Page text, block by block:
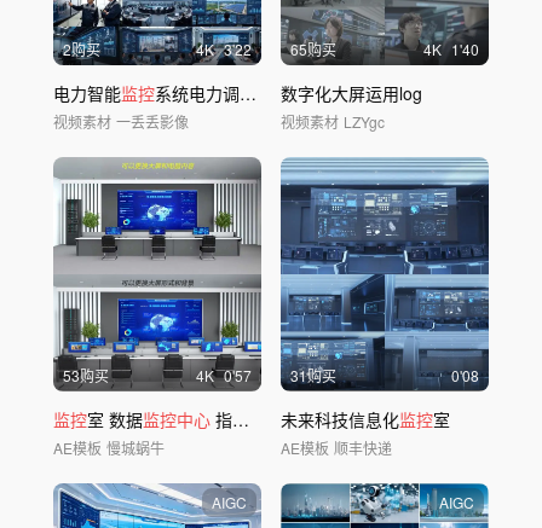
2购买 4K 3'22
电力智能监控系统电力调度 中心
视频素材 一丢丢影像
65购买 4K 1'40
数字化大屏运用log
视频素材 LZYgc
53购买 4K 0'57
监控室 数据监控中心 指挥 中心总控室大屏
AE模板 慢城蜗牛
31购买 0'08
未来科技信息化监控室
AE模板 顺丰快递
AIGC AIGC